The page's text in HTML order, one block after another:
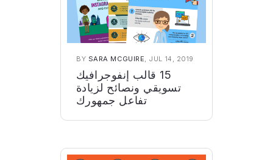
BY SARA MCGUIRE, JUL 14, 2019
15 قالب إنفوجرافيك
تسويقي ونصائح لزيادة
تفاعل جمهورك